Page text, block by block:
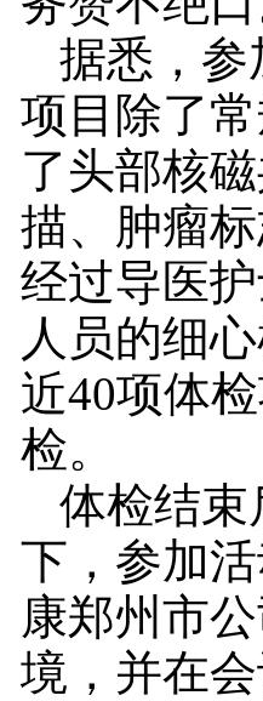
据悉，参
项目除了
了头部核
描、肿瘤
经过导医
人员的细
近40项体
检。
体检结束
下，参加
康郑州市
境，并在